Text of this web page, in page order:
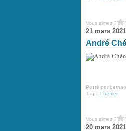
Vous aimez ?
21 mars 2021
André
Posté par
Tags: Chénier
Vous aimez ?
20 mars 2021